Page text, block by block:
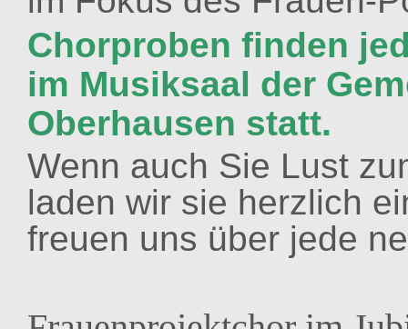
Chorproben finden
im Musiksaal der
Oberhausen statt.
Wenn auch Sie Lust
laden wir sie herzlich
freuen uns über jede